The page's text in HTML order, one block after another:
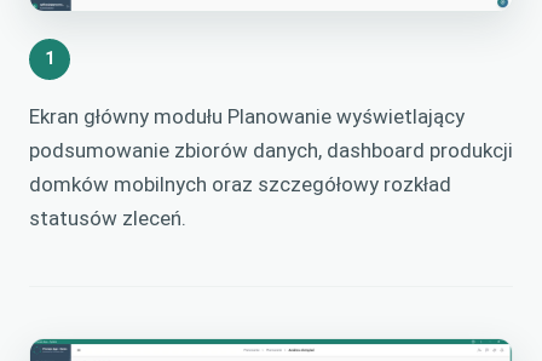
1
Ekran główny modułu Planowanie wyświetlający
podsumowanie zbiorów danych, dashboard produkcji
domków mobilnych oraz szczegółowy rozkład
statusów zleceń.